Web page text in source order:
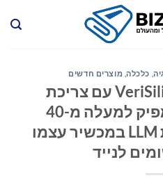
, כלכלה, מוצרים חדשים
ה-NPU של VeriSilicon עם צריכת
אנרגיה נמוכה מפיק למעלה מ-40
TOPS עבור הסקת LLM במכשיר עצמו
לנייד